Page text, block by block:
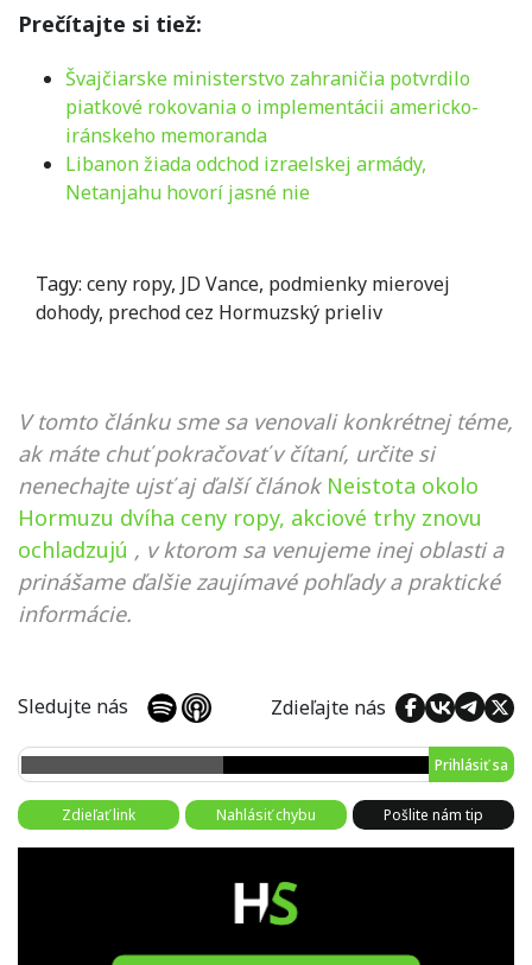
Prečítajte si tiež:
Švajčiarske ministerstvo zahraničia potvrdilo
piatkové rokovania o implementácii americko-
iránskeho memoranda
Libanon žiada odchod izraelskej armády,
Netanjahu hovorí jasné nie
Tagy: ceny ropy, JD Vance, podmienky mierovej
dohody, prechod cez Hormuzský prieliv
V tomto článku sme sa venovali konkrétnej téme,
ak máte chuť pokračovať v čítaní, určite si
nenechajte ujsť aj ďalší článok Neistota okolo
Hormuzu dvíha ceny ropy, akciové trhy znovu
ochladzujú , v ktorom sa venujeme inej oblasti a
prinášame ďalšie zaujímavé pohľady a praktické
informácie.
Sledujte nás Zdieľajte nás
Prihlásiť sa
Zdieľať link Nahlásiť chybu Pošlite nám tip